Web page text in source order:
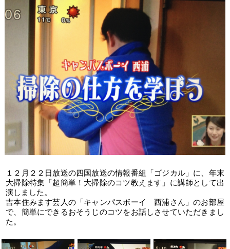
１２月２２日放送の四国放送の情報番組「ゴジカル」に、年末
大掃除特集「超簡単！大掃除のコツ教えます」に講師として出
演しました。
吉本住みます芸人の「キャンパスボーイ 西浦さん」のお部屋
で、簡単にできるおそうじのコツをお話しさせていただきまし
た。